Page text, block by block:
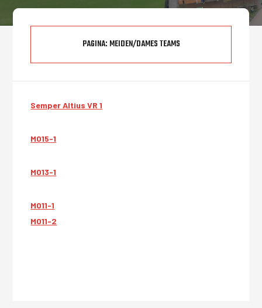
PAGINA: MEIDEN/DAMES TEAMS
Semper Altius VR 1
MO15-1
MO13-1
MO11-1
MO11-2